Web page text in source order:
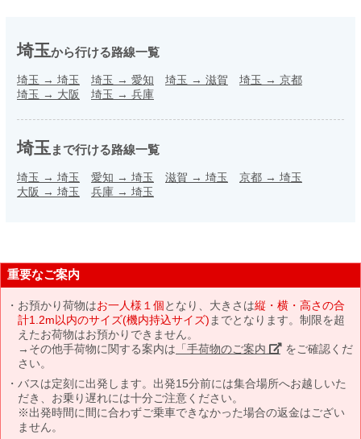
埼玉から行ける路線一覧
埼玉 → 埼玉 埼玉 → 愛知 埼玉 → 滋賀 埼玉 → 京都
埼玉 → 大阪 埼玉 → 兵庫
埼玉 まで行ける路線一覧
埼玉 → 埼玉 愛知 → 埼玉 滋賀 → 埼玉 京都 → 埼玉
大阪 → 埼玉 兵庫 → 埼玉
重要なご案内
お預かり荷物はお一人様１個となり、大きさは縦・横・高さの合
計1.2m以内のサイズ(機内持込サイズ) までとなります。制限を超
えたお荷物はお預かりできません。
→その他手荷物に関する案内は 「手荷物のご案内」 をご確認くだ
さい。
バスは定刻に出発します。出発15分前には集合場所へお越しいた
だき、お乗り遅れには十分ご注意ください。
※出発時間に間に合わずご乗車できなかった場合の返金はござい
ません。